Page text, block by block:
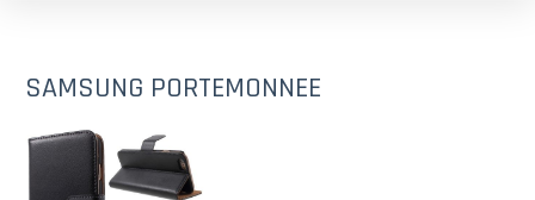
SAMSUNG PORTEMONNEE